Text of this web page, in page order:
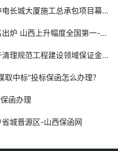
工总承包项目幕墙工程投标保证金银行保函
西上升幅度全国第一-山西保函网
范工程建设领域保证金的通知》
中标”投标保函怎么办理？
函办理
城晋源区-山西保函网